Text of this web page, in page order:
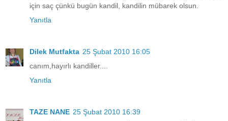
için saç çünkü bugün kandil, kandilin mübarek olsun.
Yanıtla
Dilek Mutfakta 25 Şubat 2010 16:05
canım,hayırlı kandiller....
Yanıtla
TAZE NANE 25 Şubat 2010 16:39